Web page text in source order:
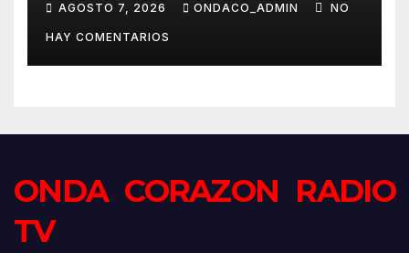
AGOSTO 7, 2026 ONDACO_ADMIN NO
HAY COMENTARIOS
ONDA CORAZON RADIO
TV